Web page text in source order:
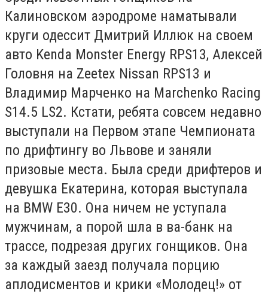
Калиновском аэродроме наматывали
круги одессит Дмитрий Иллюк на своем
авто Kenda Monster Energy RPS13, Алексей
Головня на Zeetex Nissan RPS13 и
Владимир Марченко на Marchenko Racing
S14.5 LS2. Кстати, ребята совсем недавно
выступали на Первом этапе Чемпионата
по дрифтингу во Львове и заняли
призовые места. Была среди дрифтеров и
девушка Екатерина, которая выступала
на BMW Е30. Она ничем не уступала
мужчинам, а порой шла в ва-банк на
трассе, подрезая других гонщиков. Она
за каждый заезд получала порцию
аплодисментов и крики «Молодец!» от